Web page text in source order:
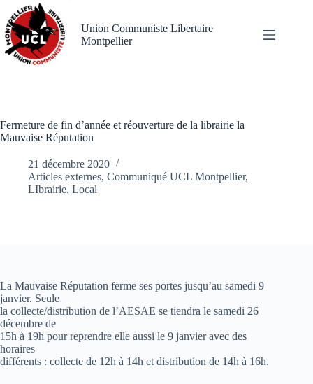
Passer
au
contenu
Union Communiste Libertaire
Montpellier
Fermeture de fin d’année et réouverture de la librairie la
Mauvaise Réputation
21 décembre 2020
Articles externes, Communiqué UCL Montpellier,
LIbrairie, Local
La Mauvaise Réputation ferme ses portes jusqu’au samedi 9
janvier. Seule
la collecte/distribution de l’AESAE se tiendra le samedi 26
décembre de
15h à 19h pour reprendre elle aussi le 9 janvier avec des
horaires
différents : collecte de 12h à 14h et distribution de 14h à 16h.